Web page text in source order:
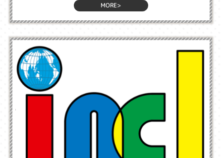
MORE>